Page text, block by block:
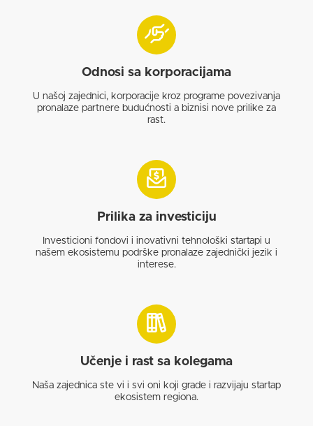
Odnosi sa korporacijama
U našoj zajednici, korporacije kroz programe povezivanja
pronalaze partnere budućnosti a biznisi nove prilike za
rast.
Prilika za investiciju
Investicioni fondovi i inovativni tehnološki startapi u
našem ekosistemu podrške pronalaze zajednički jezik i
interese.
Učenje i rast sa kolegama
Naša zajednica ste vi i svi oni koji grade i razvijaju startap
ekosistem regiona.